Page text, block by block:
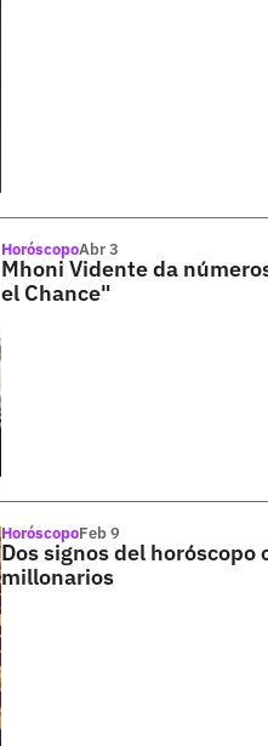
HoróscopoAbr 3
Mhoni Vidente da
el Chance"
HoróscopoFeb 9
Dos signos del
millonarios